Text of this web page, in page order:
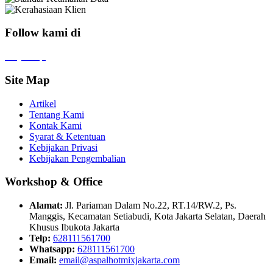
Follow kami di
Site Map
Artikel
Tentang Kami
Kontak Kami
Syarat & Ketentuan
Kebijakan Privasi
Kebijakan Pengembalian
Workshop & Office
Alamat: Jl. Pariaman Dalam No.22, RT.14/RW.2, Ps.
Manggis, Kecamatan Setiabudi, Kota Jakarta Selatan, Daerah
Khusus Ibukota Jakarta
Telp: 628111561700
Whatsapp: 628111561700
Email: email@aspalhotmixjakarta.com